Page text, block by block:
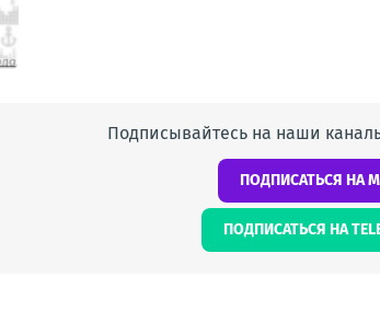
Подписывайтесь на наши
ПОДПИСАТЬСЯ НА
ПОДПИСАТЬСЯ НА